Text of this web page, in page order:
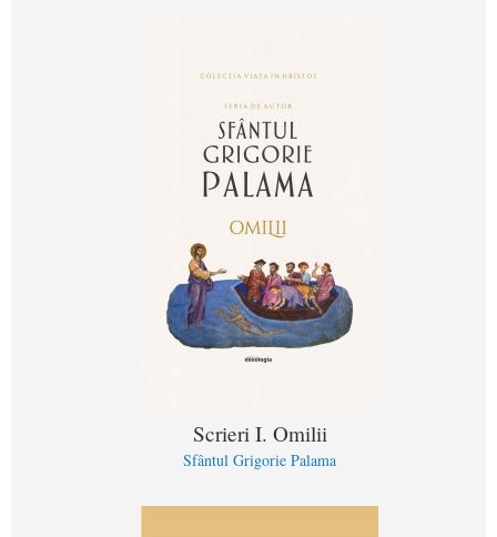
Scrieri I. Omilii
Sfântul Grigorie Palama